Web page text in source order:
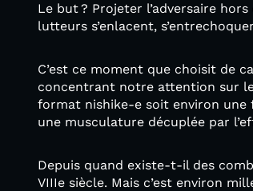
Le but ? Projeter l’adversaire
lutteurs s’enlacent,
C’est ce moment que choisit de
concentrant notre attention sur
format nishike-e soit environ une
une musculature décuplée par
Depuis quand existe-t-il des
VIIIe siècle. Mais c’est environ